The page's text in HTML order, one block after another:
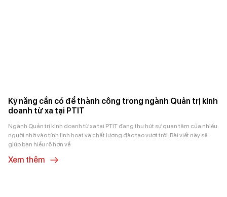
Kỹ năng cần có để thành công trong ngành Quản trị kinh
doanh từ xa tại PTIT
Ngành Quản trị kinh doanh từ xa tại PTIT đang thu hút sự quan tâm của nhiều
người nhờ vào tính linh hoạt và chất lượng đào tạo vượt trội. Bài viết này sẽ
giúp bạn hiểu rõ hơn về
Xem thêm